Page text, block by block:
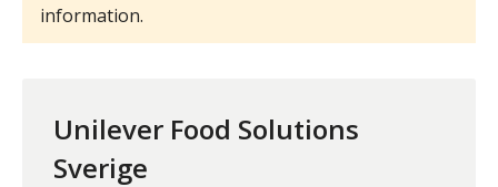
information.
Unilever Food Solutions
Sverige